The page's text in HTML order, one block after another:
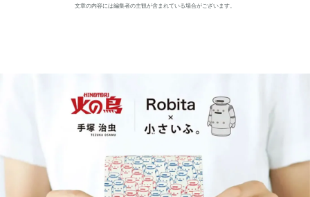
文章の内容には編集者の主観が含まれている場合がございます。